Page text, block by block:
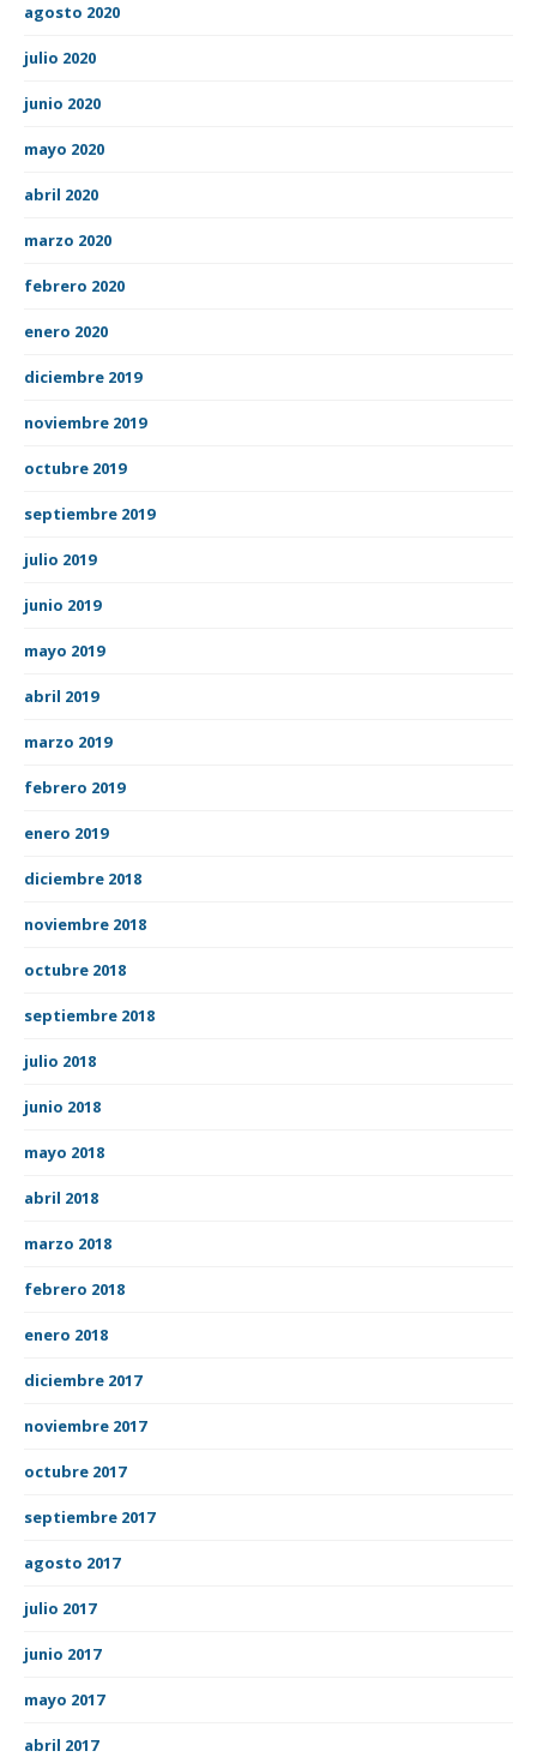
agosto 2020
julio 2020
junio 2020
mayo 2020
abril 2020
marzo 2020
febrero 2020
enero 2020
diciembre 2019
noviembre 2019
octubre 2019
septiembre 2019
julio 2019
junio 2019
mayo 2019
abril 2019
marzo 2019
febrero 2019
enero 2019
diciembre 2018
noviembre 2018
octubre 2018
septiembre 2018
julio 2018
junio 2018
mayo 2018
abril 2018
marzo 2018
febrero 2018
enero 2018
diciembre 2017
noviembre 2017
octubre 2017
septiembre 2017
agosto 2017
julio 2017
junio 2017
mayo 2017
abril 2017